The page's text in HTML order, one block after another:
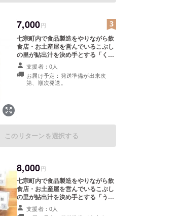
には チーズホンデュの具材にした
り、焼いたりしてる方もみえますよ
♪ ※ヤマト運輸ネコポス便にて発
送 日付指定・時間指定不可 旅行や
出張など長期不在の場合は対応でき
る場合がございますので、 御気軽に
お問い合わせください。 『有限会社
七宗食品 こぶしの里』
7,000円
七宗町内で食品製造をやりながら飲
食店・お土産屋を営んでいるこぶし
の里が鮎出汁を決め手とする「くん
せいたまご」を作っています。 おつ
まみにもサラダにもお弁当の具材に
も使えるくんせいたまごの燻製をど
うぞ 真空パック包装だから常温で
支援者：0人
お届け予定：発送準備が出来次
第、順次発送。
このリターンを選択する
8,000円
七宗町内で食品製造をやりながら飲
食店・お土産屋を営んでいるこぶし
の里が鮎出汁を決め手とする「うず
らたまごの燻製」を作っています。
おつまみにもサラダにもお弁当の
支援者：0人